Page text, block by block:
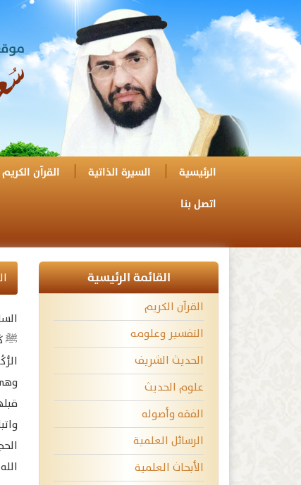
الرئيسية السيرة الذاتية القرآن الكريم
اتصل بنا
القائمة الرئيسية
القرآن الكريم
التفسير وعلومه
الحديث الشريف
علوم الحديث
الفقه وأصوله
الرسائل العلمية
الأبحاث العلمية
ﷺ